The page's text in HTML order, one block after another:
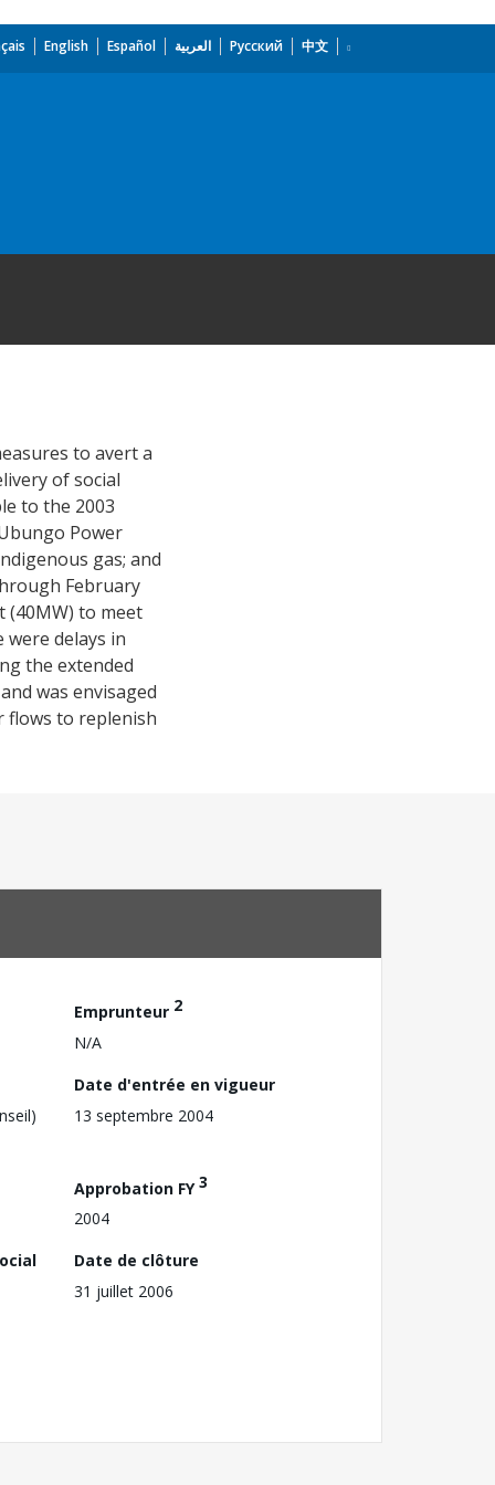
English Español العربية Русский 中文
to avert a
of social
to the 2003
Power
gas; and
February
(40MW) to meet
were delays in
the extended
was envisaged
flows to replenish
Emprunteur 2
N/A
Date d'entrée en vigueur
13 septembre 2004
Approbation FY3
2004
Date de clôture
31 juillet 2006